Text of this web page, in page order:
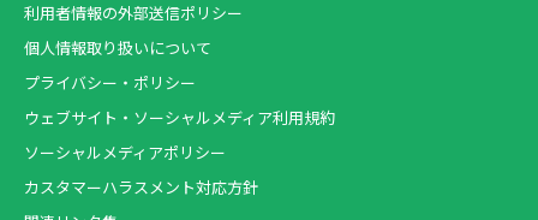
利用者情報の外部送信ポリシー
個人情報取り扱いについて
プライバシー・ポリシー
ウェブサイト・ソーシャルメディア利用規約
ソーシャルメディアポリシー
カスタマーハラスメント対応方針